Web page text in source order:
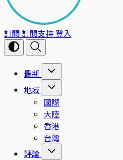
訂閱 訂閱支持登入
最新
地域
國際
大陸
香港
台灣
評論